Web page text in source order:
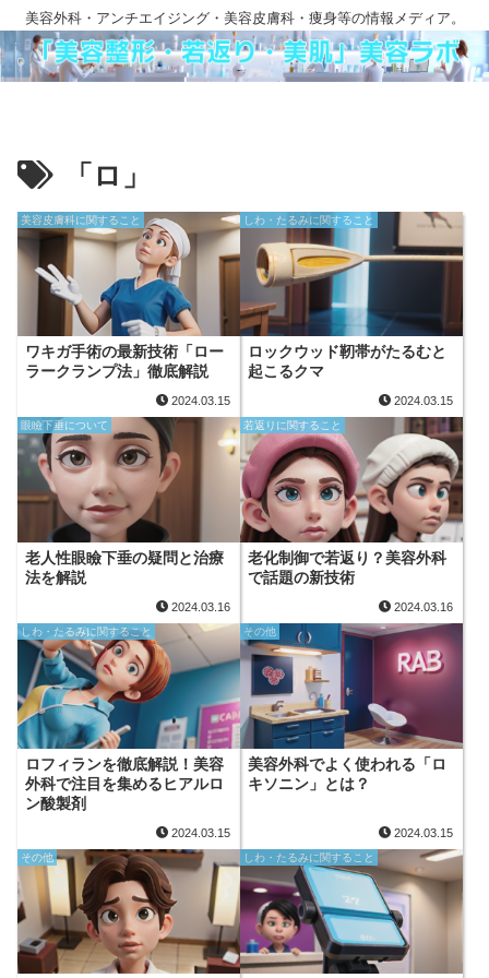
美容外科・アンチエイジング・美容皮膚科・痩身等の情報メディア。
「ロ」
美容皮膚科に関すること
ワキガ手術の最新技術「ロー
ラークランプ法」徹底解説
2024.03.15
しわ・たるみに関すること
ロックウッド靭帯がたるむと
起こるクマ
2024.03.15
眼瞼下垂について
老人性眼瞼下垂の疑問と治療
法を解説
2024.03.16
若返りに関すること
老化制御で若返り？美容外科
で話題の新技術
2024.03.16
しわ・たるみに関すること
ロフィランを徹底解説！美容
外科で注目を集めるヒアルロ
ン酸製剤
2024.03.15
その他
美容外科でよく使われる「ロ
キソニン」とは？
2024.03.15
その他 しわ・たるみに関すること